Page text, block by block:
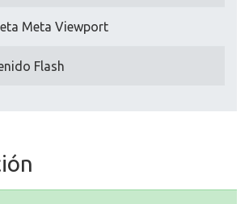
Meta Viewport
Flash